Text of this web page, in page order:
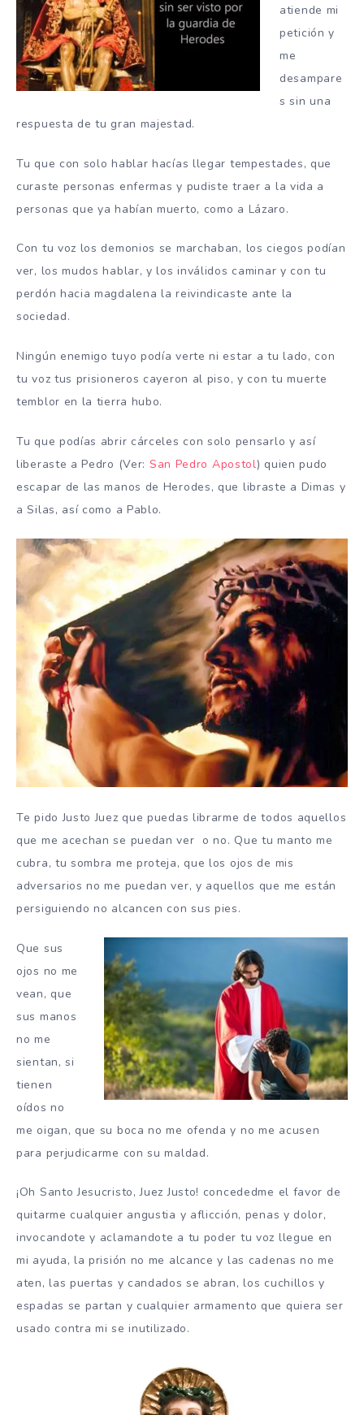
atiende mi
petición y
me
desampare
s sin una
respuesta de tu gran majestad.
Tu que con solo hablar hacías llegar tempestades, que
curaste personas enfermas y pudiste traer a la vida a
personas que ya habían muerto, como a Lázaro.
Con tu voz los demonios se marchaban, los ciegos podían
ver, los mudos hablar, y los inválidos caminar y con tu
perdón hacia magdalena la reivindicaste ante la
sociedad.
Ningún enemigo tuyo podía verte ni estar a tu lado, con
tu voz tus prisioneros cayeron al piso, y con tu muerte
temblor en la tierra hubo.
Tu que podías abrir cárceles con solo pensarlo y así
liberaste a Pedro (Ver: San Pedro Apostol) quien pudo
escapar de las manos de Herodes, que libraste a Dimas y
a Silas, así como a Pablo.
Te pido Justo Juez que puedas librarme de todos aquellos
que me acechan se puedan ver o no. Que tu manto me
cubra, tu sombra me proteja, que los ojos de mis
adversarios no me puedan ver, y aquellos que me están
persiguiendo no alcancen con sus pies.
Que sus
ojos no me
vean, que
sus manos
no me
sientan, si
tienen
oídos no
me oigan, que su boca no me ofenda y no me acusen
para perjudicarme con su maldad.
¡Oh Santo Jesucristo, Juez Justo! concededme el favor de
quitarme cualquier angustia y aflicción, penas y dolor,
invocandote y aclamandote a tu poder tu voz llegue en
mi ayuda, la prisión no me alcance y las cadenas no me
aten, las puertas y candados se abran, los cuchillos y
espadas se partan y cualquier armamento que quiera ser
usado contra mi se inutilizado.